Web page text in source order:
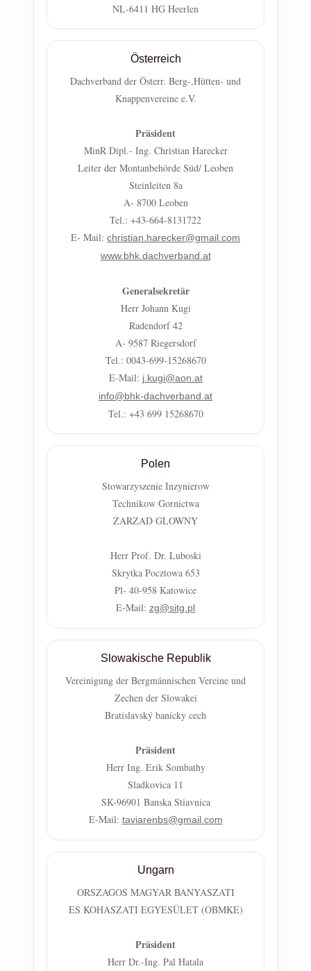
NL-6411 HG Heerlen
Österreich
Dachverband der Österr. Berg-,Hütten- und
Knappenvereine e.V.
Präsident
MinR Dipl.- Ing. Christian Harecker
Leiter der Montanbehörde Süd/ Leoben
Steinleiten 8a
A- 8700 Leoben
Tel.: +43-664-8131722
E- Mail: christian.harecker@gmail.com
www.bhk.dachverband.at
Generalsekretär
Herr Johann Kugi
Radendorf 42
A- 9587 Riegersdorf
Tel.: 0043-699-15268670
E-Mail: j.kugi@aon.at
info@bhk-dachverband.at
Tel.: +43 699 15268670
Polen
Stowarzyszenie Inzynierow
Technikow Gornictwa
ZARZAD GLOWNY
Herr Prof. Dr. Luboski
Skrytka Pocztowa 653
Pl- 40-958 Katowice
E-Mail: zg@sitg.pl
Slowakische Republik
Vereinigung der Bergmännischen Vereine und
Zechen der Slowakei
Bratislavský banícky cech
Präsident
Herr Ing. Erik Sombathy
Sladkovica 11
SK-96901 Banska Stiavnica
E-Mail: taviarenbs@gmail.com
Ungarn
ORSZAGOS MAGYAR BANYASZATI
ES KOHASZATI EGYESÜLET (OBMKE)
Präsident
Herr Dr.-Ing. Pal Hatala